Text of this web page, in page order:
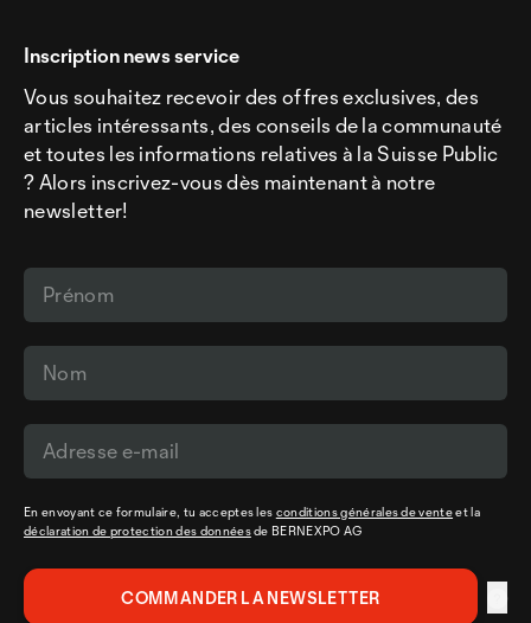
Inscription news service
Vous souhaitez recevoir des offres exclusives, des
articles intéressants, des conseils de la communauté
et toutes les informations relatives à la Suisse Public
? Alors inscrivez-vous dès maintenant à notre
newsletter!
En envoyant ce formulaire, tu acceptes les conditions générales de venteet la
déclaration de protection des donnéesde BERNEXPO AG